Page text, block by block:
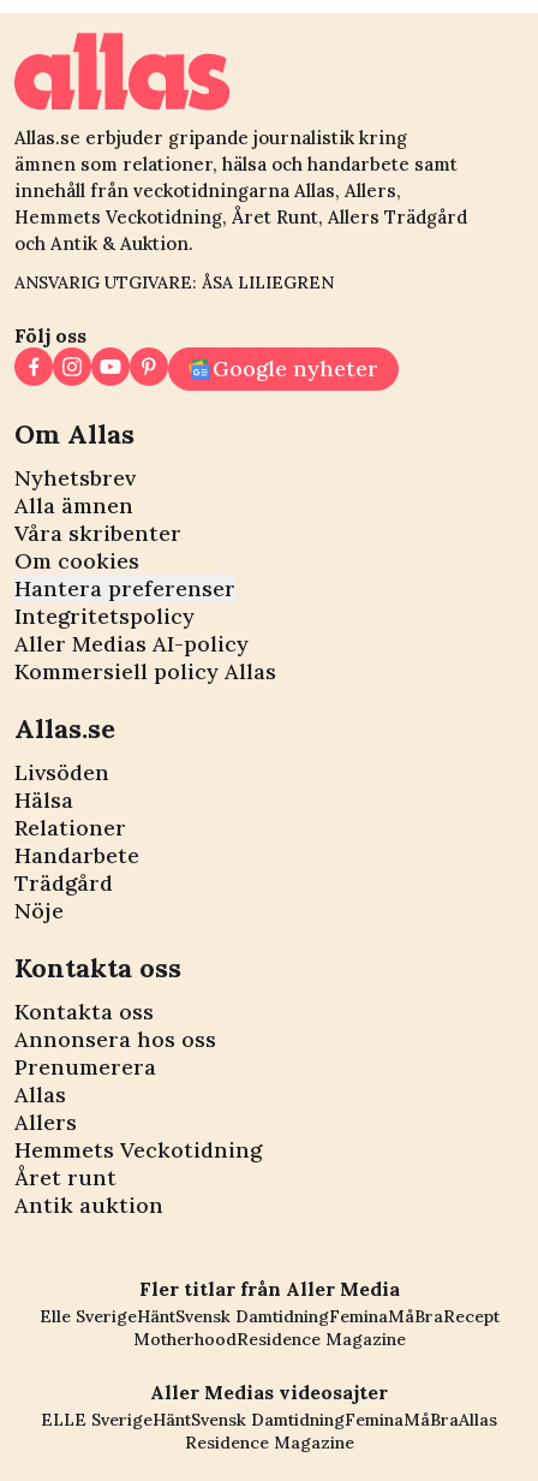
Allas.se erbjuder gripande journalistik kring
ämnen som relationer, hälsa och handarbete samt
innehåll från veckotidningarna Allas, Allers,
Hemmets Veckotidning, Året Runt, Allers Trädgård
och Antik & Auktion.
ANSVARIG UTGIVARE: ÅSA LILIEGREN
Följ oss
Google nyheter
Om Allas
Nyhetsbrev
Alla ämnen
Våra skribenter
Om cookies
Hantera preferenser
Integritetspolicy
Aller Medias AI-policy
Kommersiell policy Allas
Allas.se
Livsöden
Hälsa
Relationer
Handarbete
Trädgård
Nöje
Kontakta oss
Kontakta oss
Annonsera hos oss
Prenumerera
Allas
Allers
Hemmets Veckotidning
Året runt
Antik auktion
Fler titlar från Aller Media
Elle SverigeHäntSvensk DamtidningFeminaMåBraRecept
MotherhoodResidence Magazine
Aller Medias videosajter
ELLE SverigeHäntSvensk DamtidningFeminaMåBraAllas
Residence Magazine